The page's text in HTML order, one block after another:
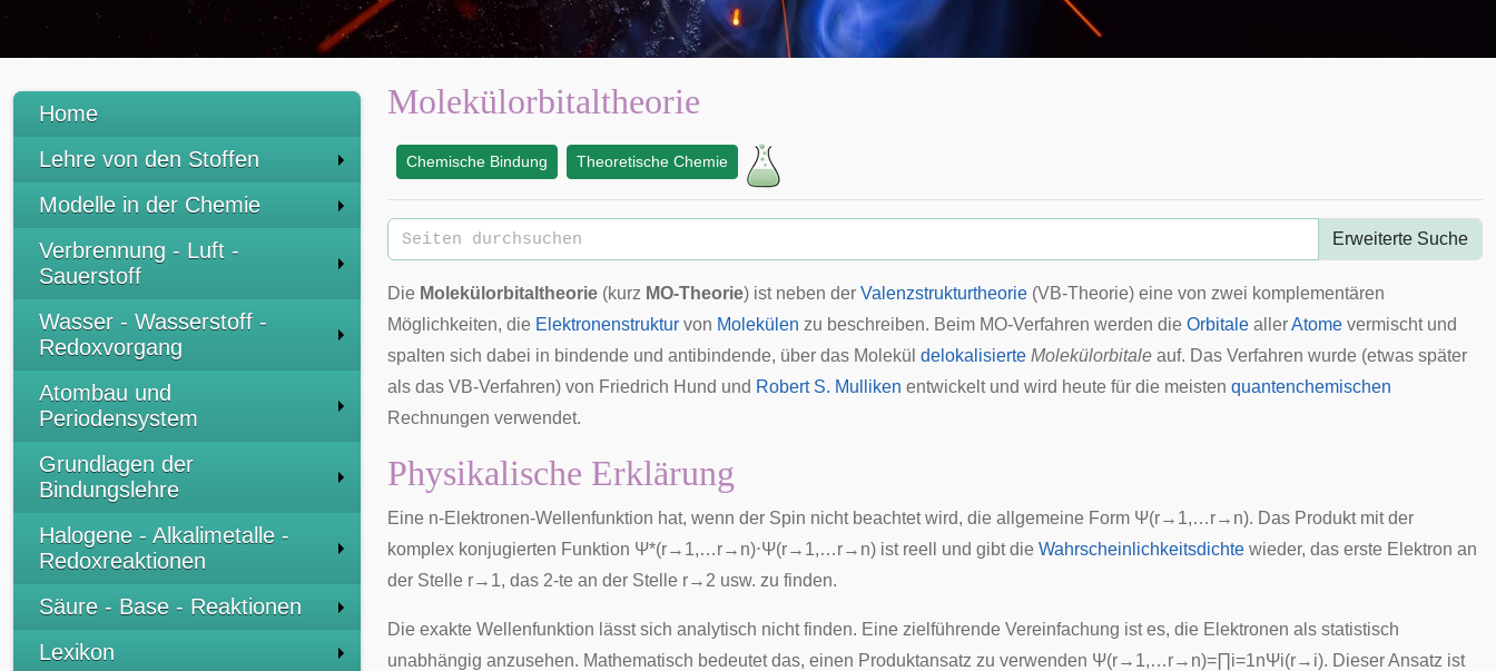
Home
Lehre von den Stoffen
Modelle in der Chemie
Verbrennung - Luft -
Sauerstoff
Wasser - Wasserstoff -
Redoxvorgang
Atombau und
Periodensystem
Grundlagen der
Bindungslehre
Halogene - Alkalimetalle -
Redoxreaktionen
Säure - Base - Reaktionen
Lexikon
Molekülorbitaltheorie
Chemische Bindung Theoretische Chemie
Erweiterte Suche
Die Molekülorbitaltheorie (kurz MO-Theorie) ist neben der Valenzstrukturtheorie (VB-Theorie) eine von zwei komplementären
Möglichkeiten, die Elektronenstruktur von Molekülen zu beschreiben. Beim MO-Verfahren werden die Orbitale allerAtome vermischtund
spalten sich dabei in bindende und antibindende, über das Molekül delokalisierte Molekülorbitale auf. Das Verfahren wurde (etwas später
als das VB-Verfahren) von Friedrich Hund und Robert S. Mulliken entwickelt und wird heute für die meisten quantenchemischen
Rechnungen verwendet.
Physikalische Erklärung
Eine n-Elektronen-Wellenfunktion hat, wenn der Spin nicht beachtet wird, die allgemeine Form Ψ(r→ 1,…r→ n). Das Produkt mit der
komplex konjugierten Funktion Ψ*(r→ 1,…r→ n)⋅Ψ(r→ 1,…r→ n) ist reell und gibt die Wahrscheinlichkeitsdichte wieder, das erste Elektron an
der Stelle r→ 1, das 2-te an der Stelle r→ 2 usw. zu finden.
Die exakte Wellenfunktion lässt sich analytisch nicht finden. Eine zielführende Vereinfachung ist es, die Elektronen als statistisch
unabhängig anzusehen. Mathematisch bedeutet das, einen Produktansatz zu verwenden Ψ(r→ 1,…r→ n)=∏ i=1nΨi(r→ i). Dieser Ansatz ist